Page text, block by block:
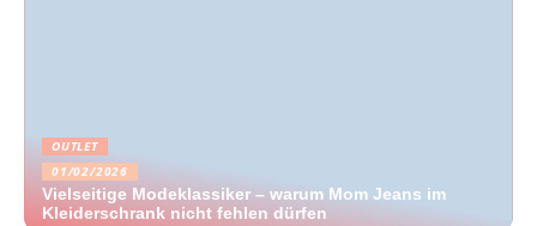
OUTLET
01/02/2026
Vielseitige Modeklassiker – warum Mom Jeans im
Kleiderschrank nicht fehlen dürfen